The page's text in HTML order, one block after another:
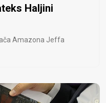
Haljini
Amazona Jeffa